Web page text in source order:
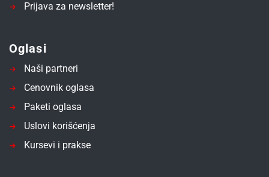
Prijava za newsletter!
Oglasi
Naši partneri
Cenovnik oglasa
Paketi oglasa
Uslovi korišćenja
Kursevi i prakse